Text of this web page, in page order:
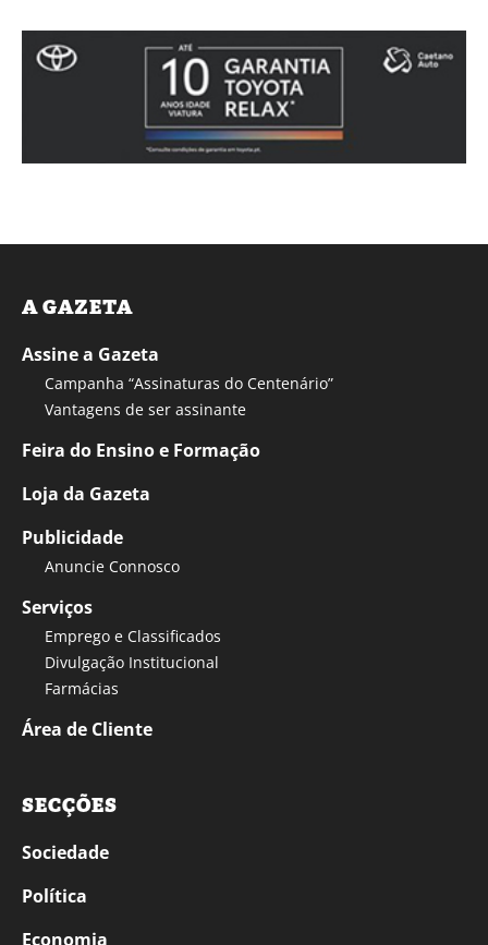
A GAZETA
Assine a Gazeta
Campanha “Assinaturas do Centenário”
Vantagens de ser assinante
Feira do Ensino e Formação
Loja da Gazeta
Publicidade
Anuncie Connosco
Serviços
Emprego e Classificados
Divulgação Institucional
Farmácias
Área de Cliente
SECÇÕES
Sociedade
Política
Economia